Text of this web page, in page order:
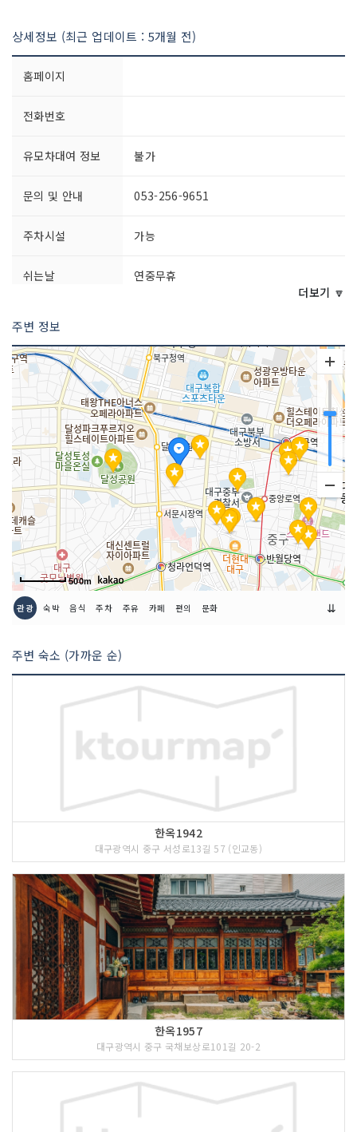
상세정보 (최근 업데이트 : 5개월 전)
홈페이지
전화번호
유모차대여 정보 불가
문의 및 안내 053-256-9651
주차시설 가능
쉬는날 연중무휴
더보기 🔽
주변 정보
500m
관광 숙박 음식 주차 주유 카페 편의 문화 ⇊
주변 숙소 (가까운 순)
한옥1942
대구광역시 중구 서성로13길 57 (인교동)
한옥1957
대구광역시 중구 국채보상로101길 20-2